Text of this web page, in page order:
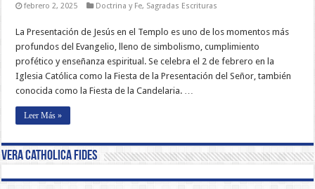
febrero 2, 2025 Doctrina y Fe, Sagradas Escrituras
La Presentación de Jesús en el Templo es uno de los momentos más
profundos del Evangelio, lleno de simbolismo, cumplimiento
profético y enseñanza espiritual. Se celebra el 2 de febrero en la
Iglesia Católica como la Fiesta de la Presentación del Señor, también
conocida como la Fiesta de la Candelaria. …
Leer Más »
Vera Catholica Fides